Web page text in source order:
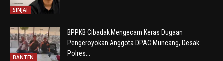
SINJAI
BANTEN
BPPKB Cibadak Mengecam Keras Dugaan
Pengeroyokan Anggota DPAC Muncang, Desak
Polres...